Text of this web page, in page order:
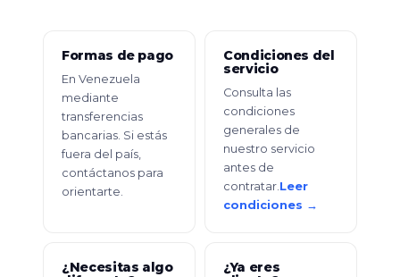
Formas de pago
En Venezuela
mediante
transferencias
bancarias. Si estás
fuera del país,
contáctanos para
orientarte.
Condiciones del
servicio
Consulta las
condiciones
generales de
nuestro servicio
antes de
contratar.Leer
condiciones →
¿Necesitas algo
¿Ya eres